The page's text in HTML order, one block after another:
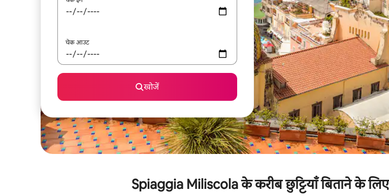
चेक आउट
खोजें
Spiaggia Miliscola के करीब छुट्टियाँ बिताने के